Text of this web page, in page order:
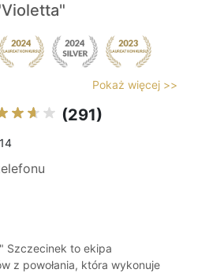
Pokaż więcej >>
(291)
Szczecinek to ekipa
z powołania, która wykonuje